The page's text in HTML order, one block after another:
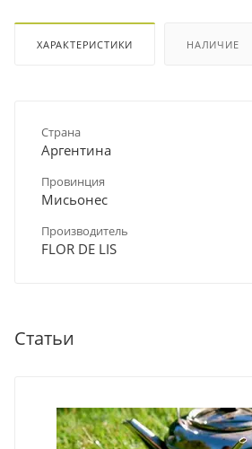
ХАРАКТЕРИСТИКИ НАЛИЧИЕ
Страна
Аргентина
Провинция
Мисьонес
Производитель
FLOR DE LIS
Статьи